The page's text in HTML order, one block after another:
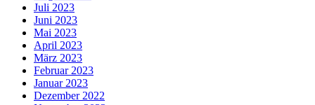
Juli 2023
Juni 2023
Mai 2023
April 2023
März 2023
Februar 2023
Januar 2023
Dezember 2022